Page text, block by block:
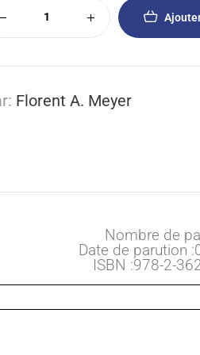
Florent A. Meyer
Nombre de
Date de parution
ISBN :978-2-